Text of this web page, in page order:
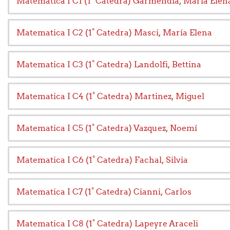
Matematica I C2 (1° Catedra) Masci, María Elena
Matematica I C3 (1° Catedra) Landolfi, Bettina
Matematica I C4 (1° Catedra) Martinez, Miguel
Matematica I C5 (1° Catedra) Vazquez, Noemí
Matematica I C6 (1° Catedra) Fachal, Silvia
Matematica I C7 (1° Catedra) Cianni, Carlos
Matematica I C8 (1° Catedra) Lapeyre Araceli